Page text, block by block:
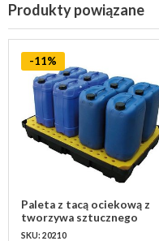
Produkty powiązane
-11%
Paleta z tacą ociekową z
tworzywa sztucznego
1200x800x175 mm z kratką
SKU: 20210